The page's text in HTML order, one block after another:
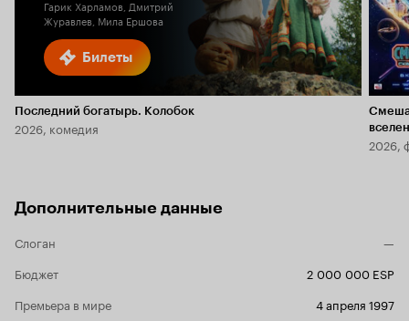
Билеты
Гарик Харламов, Дмитрий
Журавлев, Мила Ершова
Последний богатырь. Колобок
2026, комедия
2026,
Дополнительные данные
Слоган
—
Бюджет
2 000 000 ESP
Премьера в мире
4 апреля 1997